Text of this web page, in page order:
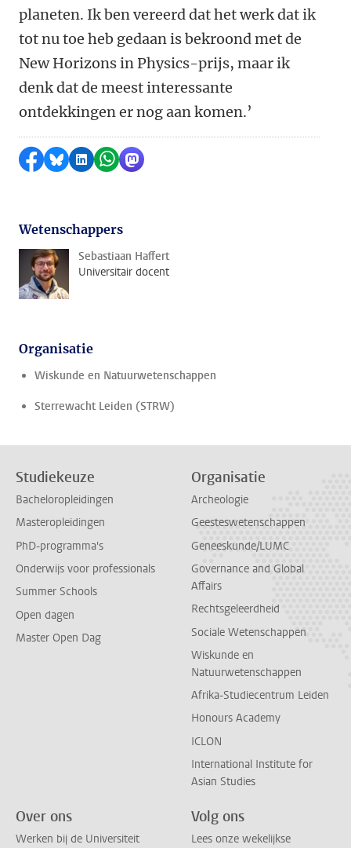
planeten. Ik ben vereerd dat het werk dat ik
tot nu toe heb gedaan is bekroond met de
New Horizons in Physics-prijs, maar ik
denk dat de meest interessante
ontdekkingen er nog aan komen.’
Delen op Facebook
Delen via Bluesky
Delen op LinkedIn
Delen via WhatsApp
Delen via Mastodon
Wetenschappers
Sebastiaan Haffert
Universitair docent
Organisatie
Wiskunde en Natuurwetenschappen
Sterrewacht Leiden (STRW)
Studiekeuze
Bacheloropleidingen
Masteropleidingen
PhD-programma's
Onderwijs voor professionals
Summer Schools
Open dagen
Master Open Dag
Organisatie
Archeologie
Geesteswetenschappen
Geneeskunde/LUMC
Governance and Global
Affairs
Rechtsgeleerdheid
Sociale Wetenschappen
Wiskunde en
Natuurwetenschappen
Afrika-Studiecentrum Leiden
Honours Academy
ICLON
International Institute for
Asian Studies
Over ons
Werken bij de Universiteit
Volg ons
Lees onze wekelijkse